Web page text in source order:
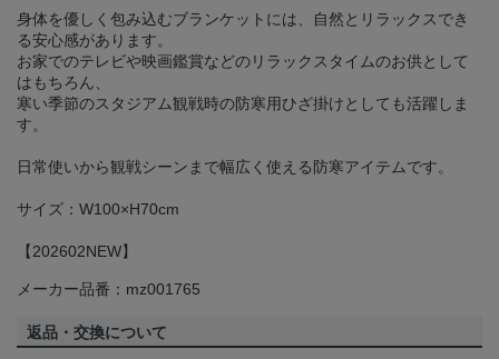
身体を優しく包み込むブランケットには、自然とリラックスでき
る安心感があります。
お家でのテレビや映画鑑賞などのリラックスタイムのお供として
はもちろん、
寒い季節のスタジアム観戦時の防寒用ひざ掛けとしても活躍しま
す。
日常使いから観戦シーンまで幅広く使える防寒アイテムです。
サイズ：W100×H70cm
【202602NEW】
メーカー品番：mz001765
返品・交換について